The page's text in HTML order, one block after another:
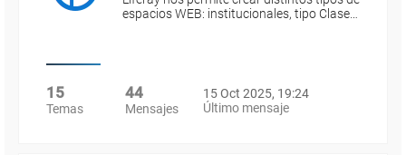
espacios WEB: institucionales, tipo Clase…
15
Temas
44
Mensajes
15 Oct 2025, 19:24
Último mensaje